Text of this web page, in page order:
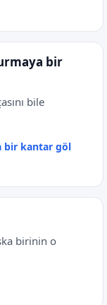
bir
bile
bir kantar göl
birinin o